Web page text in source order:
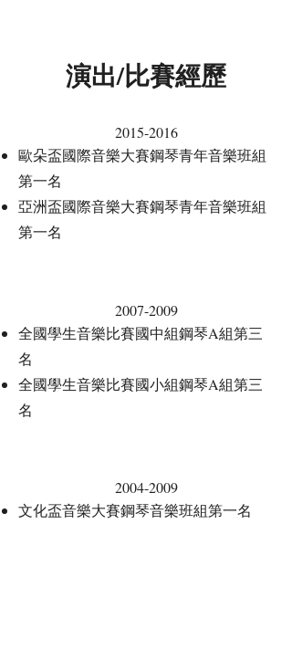
演出/比賽經歷
2015-2016
歐朵盃國際音樂大賽鋼琴青年音樂班組
第一名
亞洲盃國際音樂大賽鋼琴青年音樂班組
第一名
2007-2009
全國學生音樂比賽國中組鋼琴A組第三
名
全國學生音樂比賽國小組鋼琴A組第三
名
2004-2009
文化盃音樂大賽鋼琴音樂班組第一名